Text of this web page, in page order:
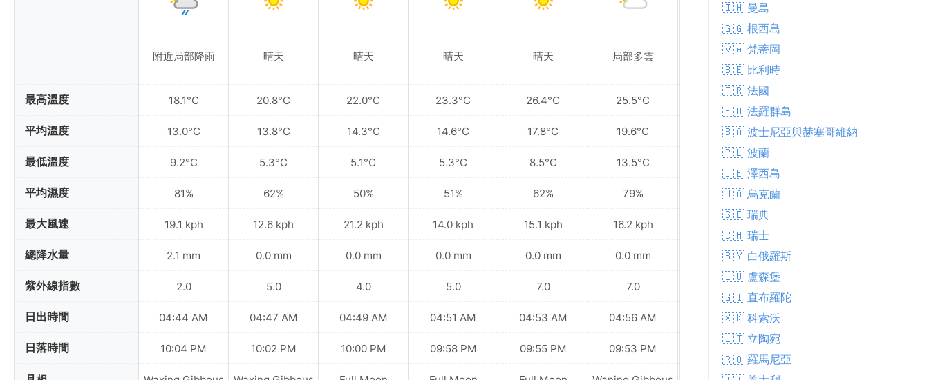
最高溫度
平均溫度
最低溫度
平均濕度
最大風速
總降水量
紫外線指數
日出時間
日落時間
附近局部降雨
18.1°C
13.0°C
9.2°C
81%
19.1 kph
2.1 mm
2.0
04:44 AM
10:04 PM
晴天
20.8°C
13.8°C
5.3°C
62%
12.6 kph
0.0 mm
5.0
04:47 AM
10:02 PM
晴天
22.0°C
14.3°C
5.1°C
50%
21.2 kph
0.0 mm
4.0
04:49 AM
10:00 PM
晴天
23.3°C
14.6°C
5.3°C
51%
14.0 kph
0.0 mm
5.0
04:51 AM
09:58 PM
晴天
26.4°C
17.8°C
8.5°C
62%
15.1 kph
0.0 mm
7.0
04:53 AM
09:55 PM
局部多雲
25.5°C
19.6°C
13.5°C
79%
16.2 kph
0.0 mm
7.0
04:56 AM
09:53 PM
晴天
26.5°C
19.6°C
12.6°C
55%
19.1 kph
0.0 mm
7.0
04:58 AM
09:50 PM
🇮🇲 曼島
🇬🇬 根西島
🇻🇦 梵蒂岡
🇧🇪 比利時
🇫🇷 法國
🇫🇴 法羅群島
🇧🇦 波士尼亞與赫塞哥維納
🇵🇱 波蘭
🇯🇪 澤西島
🇺🇦 烏克蘭
🇸🇪 瑞典
🇨🇭 瑞士
🇧🇾 白俄羅斯
🇱🇺 盧森堡
🇬🇮 直布羅陀
🇽🇰 科索沃
🇱🇹 立陶宛
🇷🇴 羅馬尼亞